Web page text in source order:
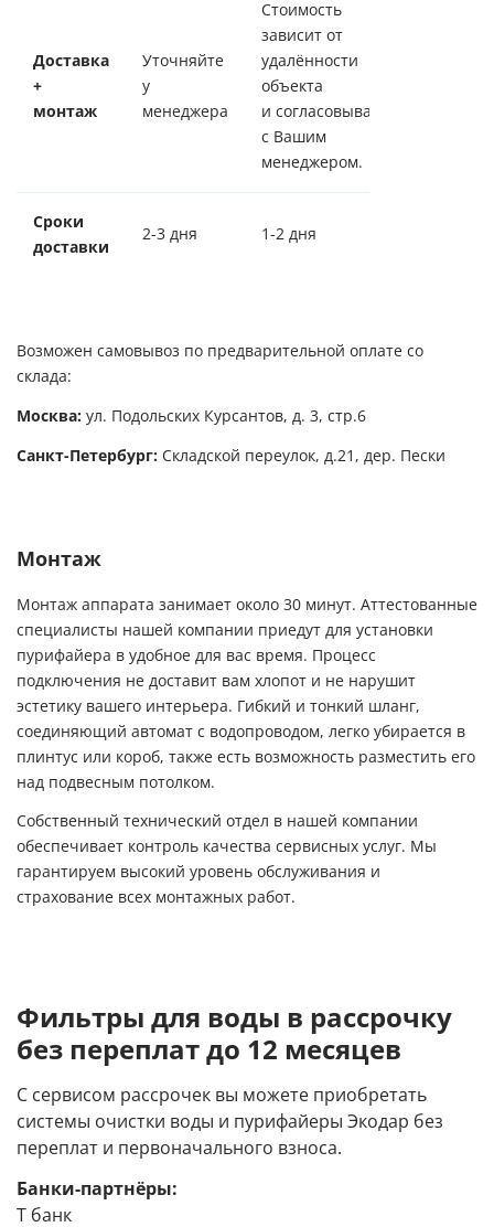
Доставка
+
монтаж
Уточняйте
у
менеджера
Стоимость
зависит от
удалённости
объекта
и согласовывается
с Вашим
менеджером.
Сроки
доставки
2-3 дня 1-2 дня
Возможен самовывоз по предварительной оплате со
склада:
Москва: ул. Подольских Курсантов, д. 3, стр.6
Санкт-Петербург: Складской переулок, д.21, дер. Пески
Монтаж
Монтаж аппарата занимает около 30 минут. Аттестованные
специалисты нашей компании приедут для установки
пурифайера в удобное для вас время. Процесс
подключения не доставит вам хлопот и не нарушит
эстетику вашего интерьера. Гибкий и тонкий шланг,
соединяющий автомат с водопроводом, легко убирается в
плинтус или короб, также есть возможность разместить его
над подвесным потолком.
Собственный технический отдел в нашей компании
обеспечивает контроль качества сервисных услуг. Мы
гарантируем высокий уровень обслуживания и
страхование всех монтажных работ.
Фильтры для воды в рассрочку
без переплат до 12 месяцев
С сервисом рассрочек вы можете приобретать
системы очистки воды и пурифайеры Экодар без
переплат и первоначального взноса.
Банки-партнёры:
Т банк